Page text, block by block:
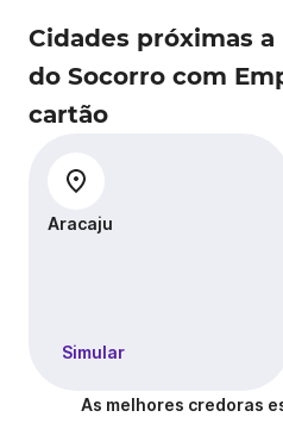
Cidades próximas a
do Socorro com
cartão
Aracaju
Simular
As melhores credoras